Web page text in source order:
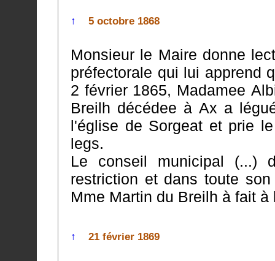
↑ 5 octobre 1868
Monsieur le Maire donne
préfectorale qui lui apprend que par don sur
2 février 1865, Madamee
Breilh décédee à Ax a légué une somme de cinq mille francs à
l'église de Sorgeat et prie le conseil
legs.
Le conseil municipal (...)
restriction et dans toute son étendue le don
Mme Martin du Breilh à fait
↑ 21 février 1869